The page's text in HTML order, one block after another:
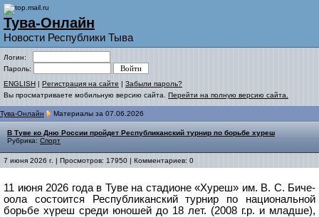
Тува-Онлайн
Новости Республики Тыва
Логин:
Пароль:
ENGLISH | Регистрация на сайте | Забыли пароль?
Вы просматриваете мобильную версию сайта. Перейти на полную версию сайта.
Тува-Онлайн Материалы за 07.06.2026
В Туве ко Дню России пройдет Республиканский турнир по борьбе хуреш
Рубрика: Спорт
7 июня 2026 г. | Просмотров: 17950 | Комментариев: 0
11 июня 2026 года в Туве на стадионе «Хуреш» им. В. С. Биче-
оола состоится Республиканский турнир по национальной
борьбе хүреш среди юношей до 18 лет. (2008 г.р. и младше),